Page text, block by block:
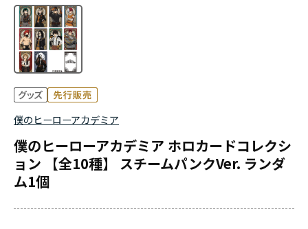
僕のヒーローアカデミア
僕のヒーローアカデミア ホロカードコレクシ
ョン 【全10種】 スチームパンクVer. ランダ
ム1個